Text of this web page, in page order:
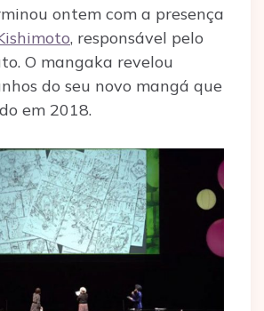
ontem com a presença
, responsável pelo
O mangaka revelou
do seu novo mangá que
em 2018.